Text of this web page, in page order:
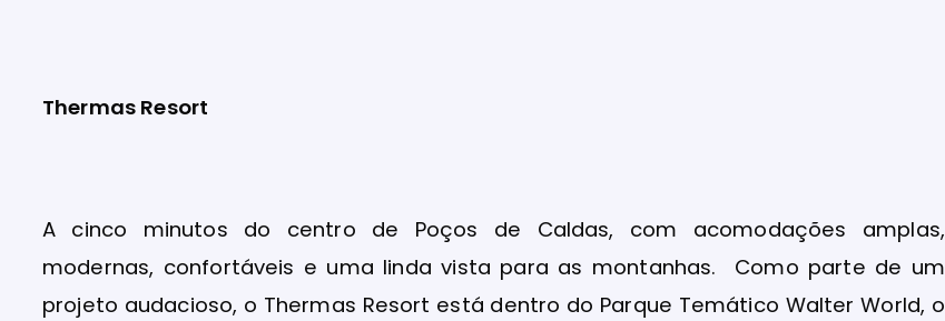
Thermas Resort
A cinco minutos do centro de Poços de Caldas, com acomodações amplas,
modernas, confortáveis e uma linda vista para as montanhas. Como parte de um
projeto audacioso, o Thermas Resort está dentro do Parque Temático Walter World, o